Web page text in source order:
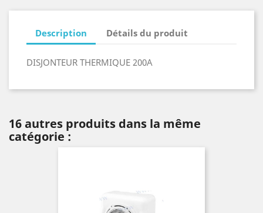
Description Détails du produit
DISJONTEUR THERMIQUE 200A
16 autres produits dans la même
catégorie :